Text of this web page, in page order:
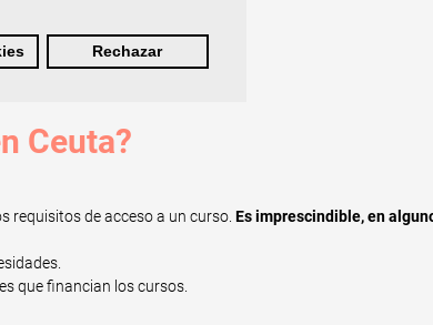
Rechazar
Ceuta?
requisitos de acceso a un curso. Es imprescindible, en
que financian los cursos.